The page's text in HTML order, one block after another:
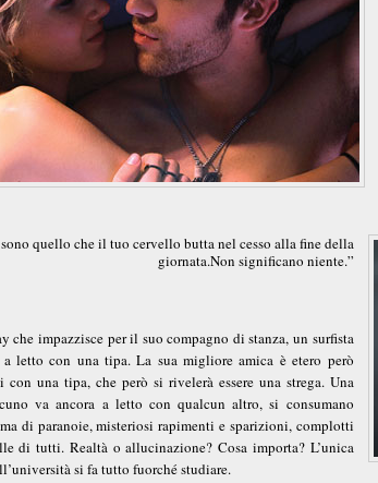
quello che il tuo cervello butta nel cesso alla fine della
giornata.Non significano niente.”
che impazzisce per il suo compagno di stanza, un surfista
a letto con una tipa. La sua migliore amica è etero però
una tipa, che però si rivelerà essere una strega. Una
va ancora a letto con qualcun altro, si consumano
di paranoie, misteriosi rapimenti e sparizioni, complotti
di tutti. Realtà o allucinazione? Cosa importa? L’unica
si fa tutto fuorché studiare.